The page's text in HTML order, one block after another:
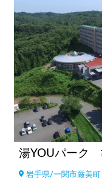
岩手県/一関市厳美町